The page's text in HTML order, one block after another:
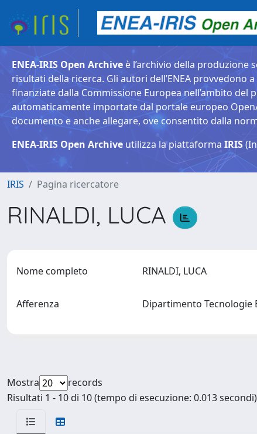
ENEA-IRIS Open Archive è l’archivio della produzione
risultati della ricerca. Gli autori dell’ENEA
finanziate dalla Commissione Europea nell’ambito
automaticamente importate dal portale europeo
documento e anche allegare, ove consentito dalla
ENEA-IRIS Open Archive utilizza la piattaforma IRIS
IRIS Pagina ricercatore
RINALDI, LUCA
Nome completo RINALDI, LUCA
Afferenza Dipartimento Tecnologie
Mostra
records
Risultati 1 - 10 di 10 (tempo di esecuzione: 0.013